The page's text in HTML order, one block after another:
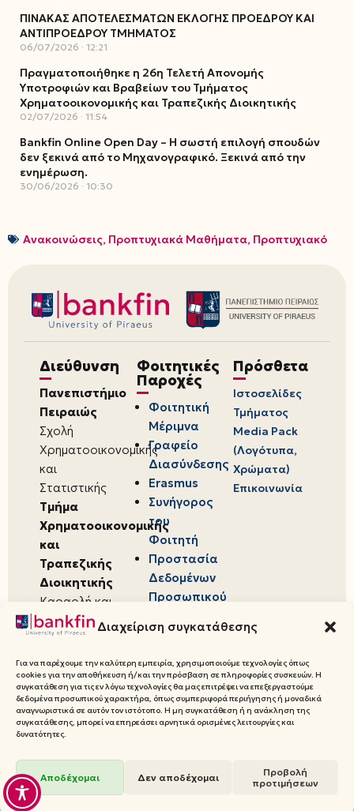
Διαχείριση συγκατάθεσης
Για να παρέχουμε την καλύτερη εμπειρία, χρησιμοποιούμε τεχνολογίες όπως
cookies για την αποθήκευση ή/και την πρόσβαση σε πληροφορίες συσκευών. Η
συγκατάθεση για τις εν λόγω τεχνολογίες θα μας επιτρέψει να επεξεργαστούμε
δεδομένα προσωπικού χαρακτήρα, όπως συμπεριφορά περιήγησης ή μοναδικά
αναγνωριστικά σε αυτόν τον ιστότοπο. Η μη συγκατάθεση ή η ανάκληση της
συγκατάθεσης, μπορεί να επηρεάσει αρνητικά ορισμένες λειτουργίες και
δυνατότητες.
Αποδέχομαι Δεν αποδέχομαι
Προβολή
προτιμήσεων
ΠΙΝΑΚΑΣ ΑΠΟΤΕΛΕΣΜΑΤΩΝ ΕΚΛΟΓΗΣ ΠΡΟΕΔΡΟΥ ΚΑΙ
ΑΝΤΙΠΡΟΕΔΡΟΥ ΤΜΗΜΑΤΟΣ
06/07/2026 12:21
Πραγματοποιήθηκε η 26η Τελετή Απονομής
Υποτροφιών και Βραβείων του Τμήματος
Χρηματοοικονομικής και Τραπεζικής Διοικητικής
02/07/2026 11:54
Bankfin Online Open Day – Η σωστή επιλογή σπουδών
δεν ξεκινά από το Μηχανογραφικό. Ξεκινά από την
ενημέρωση.
30/06/2026 10:30
Ανακοινώσεις, Προπτυχιακά Μαθήματα, Προπτυχιακό
Διεύθυνση
Πανεπιστήμιο
Πειραιώς
Σχολή
Χρηματοοικονομικής
και
Στατιστικής
Τμήμα
Χρηματοοικονομικής
και
Τραπεζικής
Διοικητικής
Καραολή και
Δημητρίου 80,
18534,
Πειραιάς
Φοιτητικές
Παροχές
Φοιτητική
Μέριμνα
Γραφείο
Διασύνδεσης
Erasmus
Συνήγορος
του
Φοιτητή
Προστασία
Δεδομένων
Προσωπικού
Πρόσθετα
Ιστοσελίδες
Τμήματος
Media Pack
(Λογότυπα,
Χρώματα)
Επικοινωνία
© 2026 Πανεπιστήμιο Πειραιώς,
Τραπεζικής Διοικητικής